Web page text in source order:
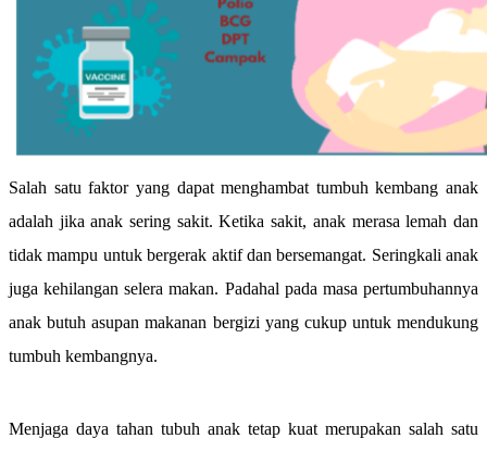
Salah satu faktor yang dapat menghambat tumbuh kembang anak
adalah jika anak sering sakit. Ketika sakit, anak merasa lemah dan
tidak mampu untuk bergerak aktif dan bersemangat. Seringkali anak
juga kehilangan selera makan. Padahal pada masa pertumbuhannya
anak butuh asupan makanan bergizi yang cukup untuk mendukung
tumbuh kembangnya.
Menjaga daya tahan tubuh anak tetap kuat merupakan salah satu